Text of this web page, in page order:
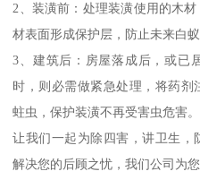
2、装潢前：处理装潢使用的木
材表面形成保护层，防止未来白蚁
3、建筑后：房屋落成后，或已
时，则必需做紧急处理，将药
蛀虫，保护装潢不再受害虫危害。
让我们一起为除四害，讲卫生，
解决您的后顾之忧，我们公司为